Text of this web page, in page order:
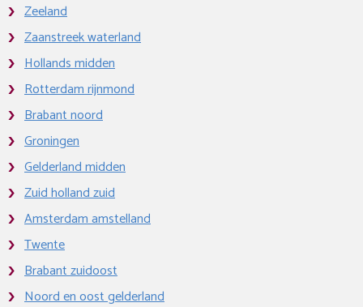
Zeeland
Zaanstreek waterland
Hollands midden
Rotterdam rijnmond
Brabant noord
Groningen
Gelderland midden
Zuid holland zuid
Amsterdam amstelland
Twente
Brabant zuidoost
Noord en oost gelderland